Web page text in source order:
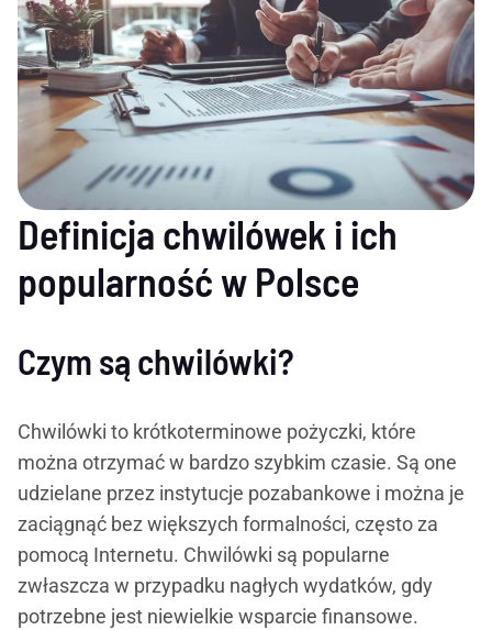
Definicja chwilówek i ich
popularność w Polsce
Czym są chwilówki?
Chwilówki to krótkoterminowe pożyczki, które
można otrzymać w bardzo szybkim czasie. Są one
udzielane przez instytucje pozabankowe i można je
zaciągnąć bez większych formalności, często za
pomocą Internetu. Chwilówki są popularne
zwłaszcza w przypadku nagłych wydatków, gdy
potrzebne jest niewielkie wsparcie finansowe.